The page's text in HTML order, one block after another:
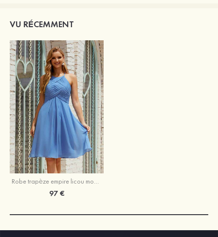
VU RÉCEMMENT
Robe trapèze empire licou mousseline court/mini robe de demoiselle d'honneur
97 €